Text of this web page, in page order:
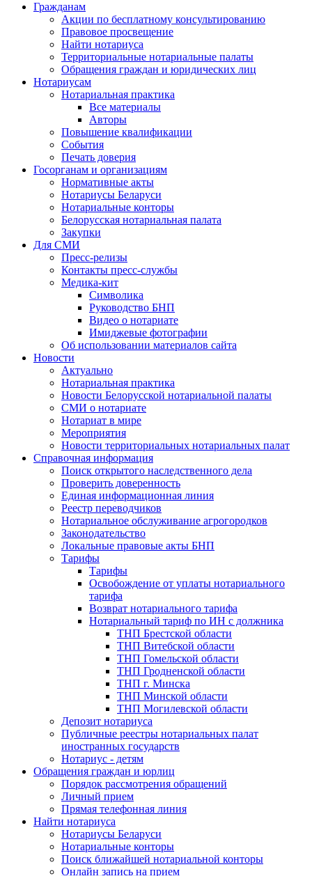
Гражданам
Акции по бесплатному консультированию
Правовое просвещение
Найти нотариуса
Территориальные нотариальные палаты
Обращения граждан и юридических лиц
Нотариусам
Нотариальная практика
Все материалы
Авторы
Повышение квалификации
События
Печать доверия
Госорганам и организациям
Нормативные акты
Нотариусы Беларуси
Нотариальные конторы
Белорусская нотариальная палата
Закупки
Для СМИ
Пресс-релизы
Контакты пресс-службы
Медика-кит
Символика
Руководство БНП
Видео о нотариате
Имиджевые фотографии
Об использовании материалов сайта
Новости
Актуально
Нотариальная практика
Новости Белорусской нотариальной палаты
СМИ о нотариате
Нотариат в мире
Мероприятия
Новости территориальных нотариальных палат
Справочная информация
Поиск открытого наследственного дела
Проверить доверенность
Единая информационная линия
Реестр переводчиков
Нотариальное обслуживание агрогородков
Законодательство
Локальные правовые акты БНП
Тарифы
Тарифы
Освобождение от уплаты нотариального
тарифа
Возврат нотариального тарифа
Нотариальный тариф по ИН с должника
ТНП Брестской области
ТНП Витебской области
ТНП Гомельской области
ТНП Гродненской области
ТНП г. Минска
ТНП Минской области
ТНП Могилевской области
Депозит нотариуса
Публичные реестры нотариальных палат
иностранных государств
Нотариус - детям
Обращения граждан и юрлиц
Порядок рассмотрения обращений
Личный прием
Прямая телефонная линия
Найти нотариуса
Нотариусы Беларуси
Нотариальные конторы
Поиск ближайшей нотариальной конторы
Онлайн запись на прием